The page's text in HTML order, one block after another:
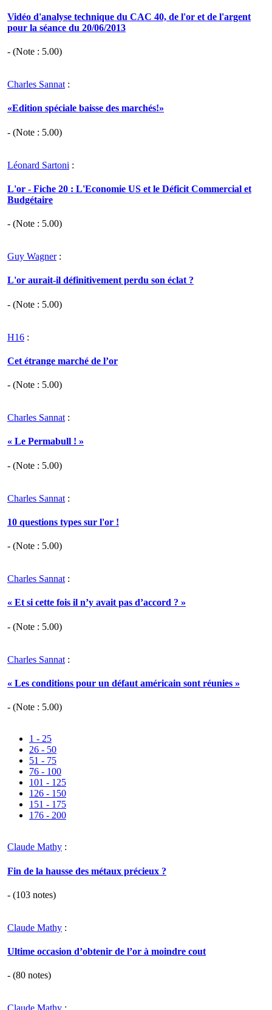
Vidéo d'analyse technique du CAC 40, de l'or et de l'argent
pour la séance du 20/06/2013
- (Note : 5.00)
Charles Sannat :
«Edition spéciale baisse des marchés!»
- (Note : 5.00)
Léonard Sartoni :
L'or - Fiche 20 : L'Economie US et le Déficit Commercial et
Budgétaire
- (Note : 5.00)
Guy Wagner:
L'or aurait-il définitivement perdu son éclat ?
- (Note : 5.00)
H16 :
Cet étrange marché de l’or
- (Note : 5.00)
Charles Sannat :
« Le Permabull ! »
- (Note : 5.00)
Charles Sannat :
10 questions types sur l'or !
- (Note : 5.00)
Charles Sannat :
« Et si cette fois il n’y avait pas d’accord ? »
- (Note : 5.00)
Charles Sannat :
« Les conditions pour un défaut américain sont réunies »
- (Note : 5.00)
1 - 25
26 - 50
51 - 75
76 - 100
101 - 125
126 - 150
151 - 175
176 - 200
Claude Mathy :
Fin de la hausse des métaux précieux ?
- (103 notes)
Claude Mathy :
Ultime occasion d’obtenir de l’or à moindre cout
- (80 notes)